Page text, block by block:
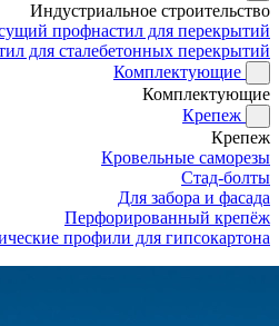
Индустриальное строительство
профнастил для перекрытий
для сталебетонных перекрытий
Комплектующие
Комплектующие
Крепеж
Крепеж
Кровельные саморезы
Стад-болты
Для забора и фасада
Перфорированный крепёж
профили для гипсокартона